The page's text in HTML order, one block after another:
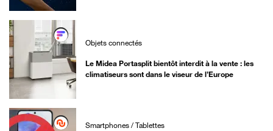
Objets connectés
Le Midea Portasplit bientôt interdit à la vente : les
climatiseurs sont dans le viseur de l’Europe
Smartphones / Tablettes